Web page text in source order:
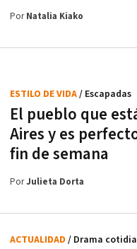
PorNatalia Kiako
El pueblo que
Aires y es
fin de semana
ESTILO DE VIDA/ Escapadas
PorJulieta Dorta
ACTUALIDAD / Drama